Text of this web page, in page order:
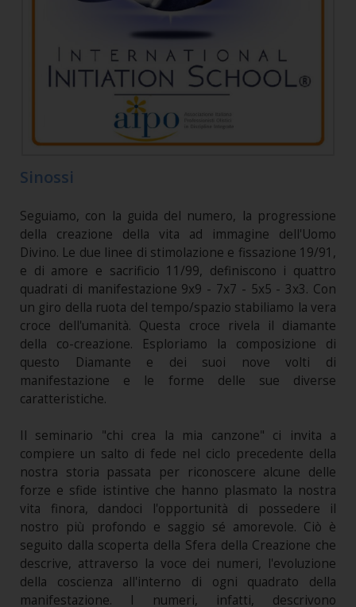
Sinossi
Seguiamo, con la guida del numero, la progressione
della creazione della vita ad immagine dell'Uomo
Divino. Le due linee di stimolazione e fissazione 19/91,
e di amore e sacrificio 11/99, definiscono i quattro
quadrati di manifestazione 9x9 - 7x7 - 5x5 - 3x3. Con
un giro della ruota del tempo/spazio stabiliamo la vera
croce dell'umanità. Questa croce rivela il diamante
della co-creazione. Esploriamo la composizione di
questo Diamante e dei suoi nove volti di
manifestazione e le forme delle sue diverse
caratteristiche.
Il seminario "chi crea la mia canzone" ci invita a
compiere un salto di fede nel ciclo precedente della
nostra storia passata per riconoscere alcune delle
forze e sfide istintive che hanno plasmato la nostra
vita finora, dandoci l'opportunità di possedere il
nostro più profondo e saggio sé amorevole. Ciò è
seguito dalla scoperta della Sfera della Creazione che
descrive, attraverso la voce dei numeri, l'evoluzione
della coscienza all'interno di ogni quadrato della
manifestazione. I numeri, infatti, descrivono